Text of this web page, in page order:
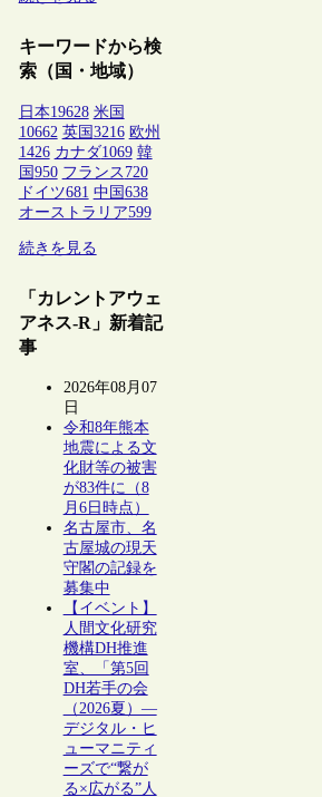
キーワードから検
索（国・地域）
日本19628 米国
10662 英国3216 欧州
1426 カナダ1069 韓
国950 フランス 720
ドイツ681 中国638
オーストラリア599
続きを見る
「カレントアウェ
アネス-R」新着記
事
2026年08月07
日
令和8年熊本
地震による文
化財等の被害
が83件に（8
月6日時点）
名古屋市、名
古屋城の現天
守閣の記録を
募集中
【イベント】
人間文化研究
機構DH推進
室、「第5回
DH若手の会
（2026夏）―
デジタル・ヒ
ューマニティ
ーズで“繋が
る×広がる”人